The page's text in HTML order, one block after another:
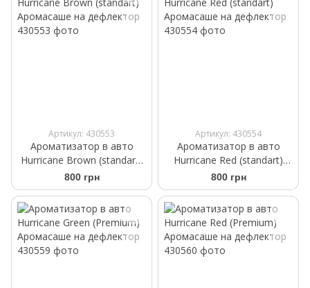
Артикул: 430553
Ароматизатор в авто
Hurricane Brown (standart)
Аромасаше на дефлектор
800 грн
Артикул: 430554
Ароматизатор в авто
Hurricane Red (standart)
Аромасаше на дефлектор
800 грн